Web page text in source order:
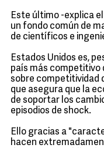
Este último -explica
un fondo común de
de científicos e
Estados Unidos es,
país más competitivo
sobre competitividad
que asegura que la
de soportar los
episodios de shock.
Ello gracias a
hacen